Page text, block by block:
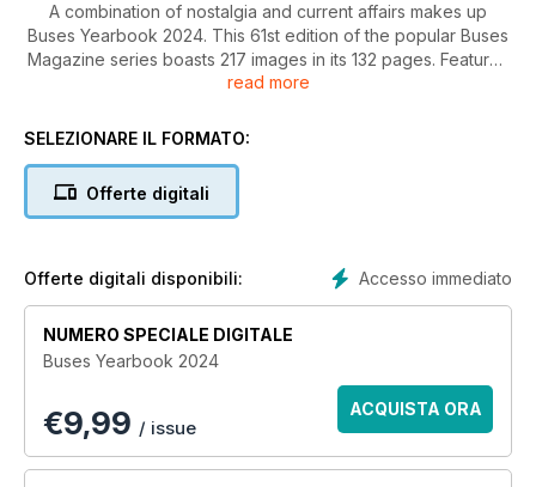
A combination of nostalgia and current affairs makes up
Buses Yearbook 2024. This 61st edition of the popular Buses
Magazine series boasts 217 images in its 132 pages. Features
include a look at who owns London’s buses, the origins of
read more
SELEZIONARE IL FORMATO:
Offerte digitali
Accesso immediato
Offerte digitali disponibili:
NUMERO SPECIALE DIGITALE
Buses Yearbook 2024
€9,99 / issue
ACQUISTA ORA